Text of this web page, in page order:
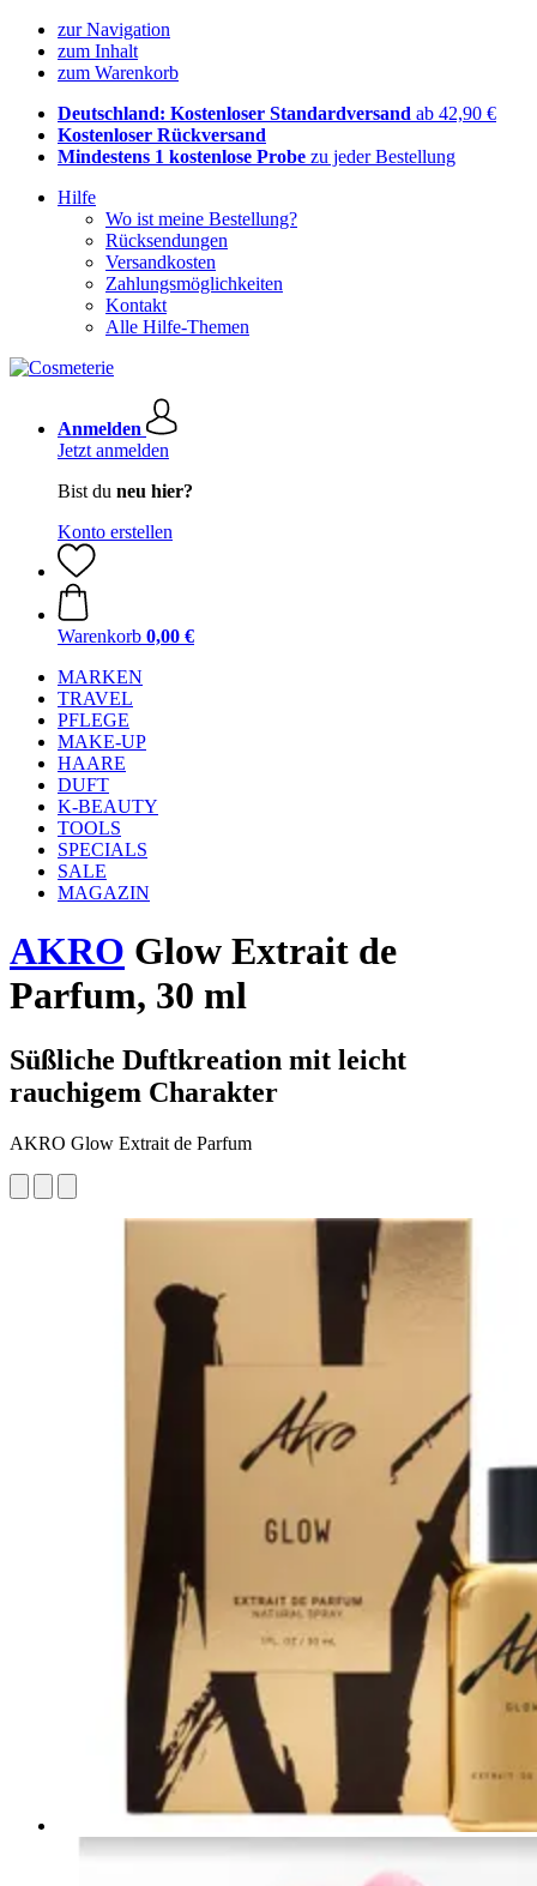
zur Navigation
zum Inhalt
zum Warenkorb
Deutschland: Kostenloser Standardversand ab 42,90 €
Kostenloser Rückversand
Mindestens 1 kostenlose Probe zu jeder Bestellung
Hilfe
Wo ist meine Bestellung?
Rücksendungen
Versandkosten
Zahlungsmöglichkeiten
Kontakt
Alle Hilfe-Themen
Anmelden
Jetzt anmelden
Bist du neu hier?
Konto erstellen
Warenkorb 0,00 €
MARKEN
TRAVEL
PFLEGE
MAKE-UP
HAARE
DUFT
K-BEAUTY
TOOLS
SPECIALS
SALE
MAGAZIN
AKRO Glow Extrait de
Parfum, 30 ml
Süßliche Duftkreation mit leicht
rauchigem Charakter
AKRO Glow Extrait de Parfum